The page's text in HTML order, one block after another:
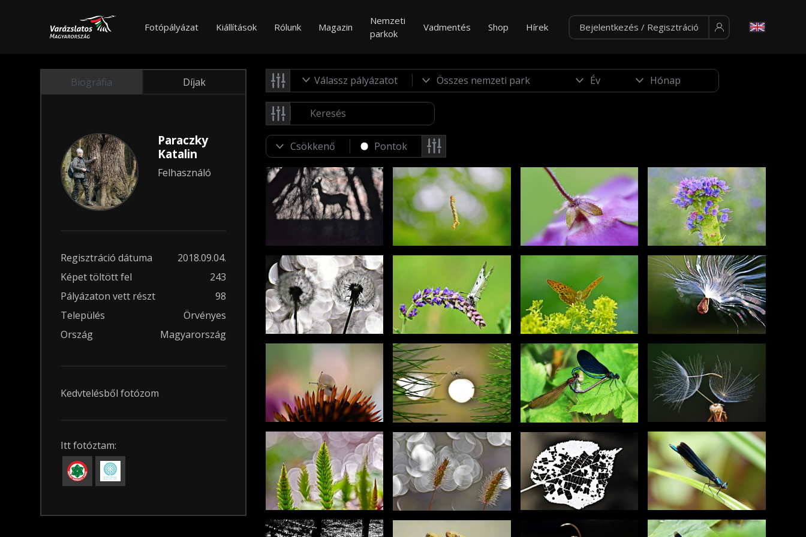
Fotópályázat Kiállítások Rólunk Magazin
Nemzeti
parkok
Vadmentés Shop Hírek Bejelentkezés / Regisztráció
Biográfia Díjak
Paraczky
Katalin
Felhasználó
Regisztráció dátuma
2018.09.04.
Képet töltött fel
243
Pályázaton vett részt
98
Település
Örvényes
Ország
Magyarország
Kedvtelésből fotózom
Itt fotóztam:
Válassz pályázatot
Pontok